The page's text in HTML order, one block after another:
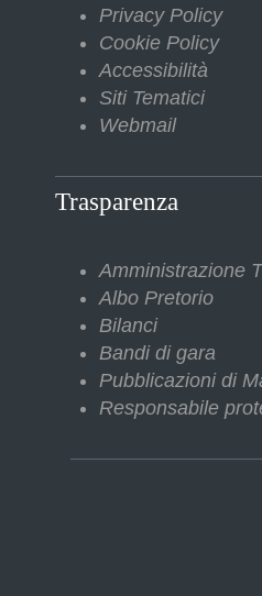
Privacy Policy
Cookie Policy
Accessibilità
Siti Tematici
Webmail
Trasparenza
Amministrazione
Albo Pretorio
Bilanci
Bandi di gara
Pubblicazioni di
Responsabile